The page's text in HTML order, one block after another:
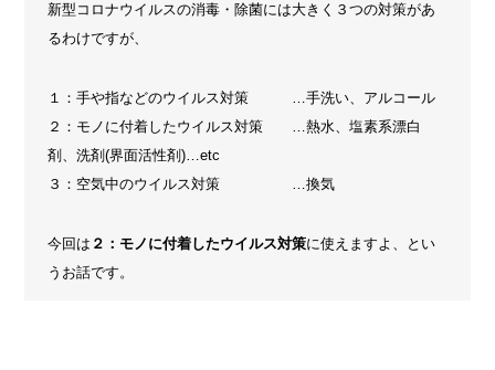
新型コロナウイルスの消毒・除菌には大きく３つの対策があ
るわけですが、
１：手や指などのウイルス対策 …手洗い、アルコール
２：モノに付着したウイルス対策 …熱水、塩素系漂白
剤、洗剤(界面活性剤)…etc
３：空気中のウイルス対策 …換気
今回は ２：モノに付着したウイルス対策に使えますよ、とい
うお話です。